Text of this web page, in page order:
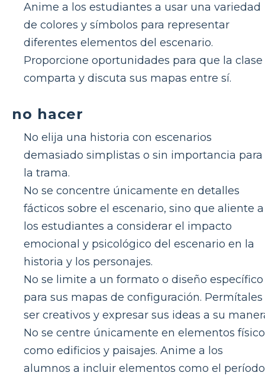
Anime a los estudiantes a usar una variedad
de colores y símbolos para representar
diferentes elementos del escenario.
Proporcione oportunidades para que la clase
comparta y discuta sus mapas entre sí.
no hacer
No elija una historia con escenarios
demasiado simplistas o sin importancia para
la trama.
No se concentre únicamente en detalles
fácticos sobre el escenario, sino que aliente a
los estudiantes a considerar el impacto
emocional y psicológico del escenario en la
historia y los personajes.
No se limite a un formato o diseño específico
para sus mapas de configuración. Permítales
ser creativos y expresar sus ideas a su
No se centre únicamente en elementos
como edificios y paisajes. Anime a los
alumnos a incluir elementos como el período